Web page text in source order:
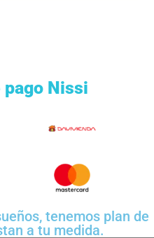
Nissi
tenemos plan de
a tu medida.